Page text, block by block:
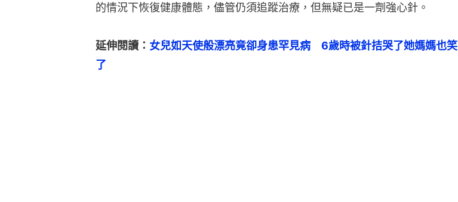
的情況下恢復健康體態，儘管仍須追蹤治療，但無疑已是一劑強心針。
延伸閱讀： 女兒如天使般漂亮竟卻身患罕見病　6歲時被針拮哭了她媽媽也笑
了